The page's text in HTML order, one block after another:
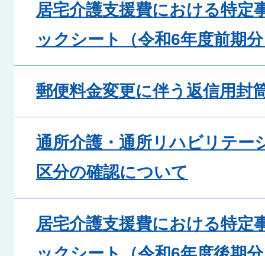
居宅介護支援費における特定
ックシート（令和6年度前期
郵便料金変更に伴う返信用封
通所介護・通所リハビリテー
区分の確認について
居宅介護支援費における特定